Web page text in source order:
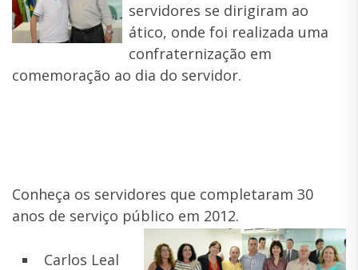
servidores se dirigiram ao
ático, onde foi realizada uma
confraternização em
comemoração ao dia do servidor.
Conheça os servidores que completaram 30
anos de serviço público em 2012.
Carlos Leal